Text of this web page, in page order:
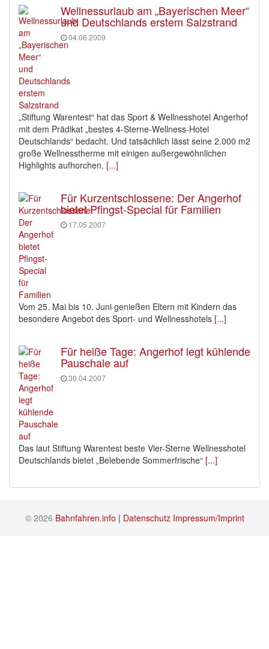
Wellnessurlaub am „Bayerischen Meer“
und Deutschlands erstem Salzstrand
04.06.2009
„Stiftung Warentest“ hat das Sport & Wellnesshotel Angerhof
mit dem Prädikat „bestes 4-Sterne-Wellness-Hotel
Deutschlands“ bedacht. Und tatsächlich lässt seine 2.000 m2
große Wellnesstherme mit einigen außergewöhnlichen
Highlights aufhorchen. [...]
Für Kurzentschlossene: Der Angerhof
bietet Pfingst-Special für Familien
17.05.2007
Vom 25. Mai bis 10. Juni genießen Eltern mit Kindern das
besondere Angebot des Sport- und Wellnesshotels [...]
Für heiße Tage: Angerhof legt kühlende
Pauschale auf
30.04.2007
Das laut Stiftung Warentest beste Vier-Sterne Wellnesshotel
Deutschlands bietet „Belebende Sommerfrische“ [...]
© 2026 Bahnfahren.info | Datenschutz Impressum/Imprint